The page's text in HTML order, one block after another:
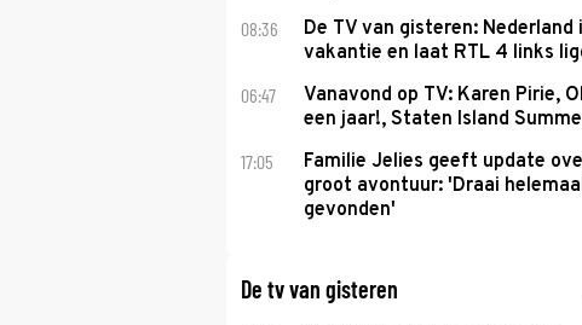
08:36
De TV van gisteren: Nederland
vakantie en laat RTL 4 links
06:47
Vanavond op TV: Karen Pirie,
een jaar!, Staten Island
17:05
Familie Jelies geeft update
groot avontuur: 'Draai
gevonden'
De tv van gisteren